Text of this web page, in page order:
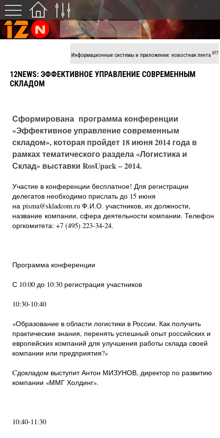
Информационные системы и приложения: новостная лента 677
12NEWS: ЭФФЕКТИВНОЕ УПРАВЛЕНИЕ СОВРЕМЕННЫМ
СКЛАДОМ
Сформирована программа конференции
«Эффективное управление современным
складом», которая пройдет 18 июня 2014 года в
рамках тематического раздела «Логистика и
Склад» выставки RosUpack – 2014.
Участие в конференции бесплатное! Для регистрации
делегатов необходимо прислать до 15 июня
на pisma@skladcom.ru Ф.И.О. участников, их должности,
название компании, сфера деятельности компании. Телефон
оргкомитета: +7 (495) 223-34-24.
Программа конференции
С 10:00 до 10:30 регистрация участников
10:30-10:40
«Образование в области логистики в России. Как получить
практические знания, перенять успешный опыт российских и
европейских компаний для улучшения работы склада своей
компании или предприятия?»
Cдокладом выступит Антон МИЗУНОВ, директор по развитию
компании «ММГ Холдинг».
10:40-11:30